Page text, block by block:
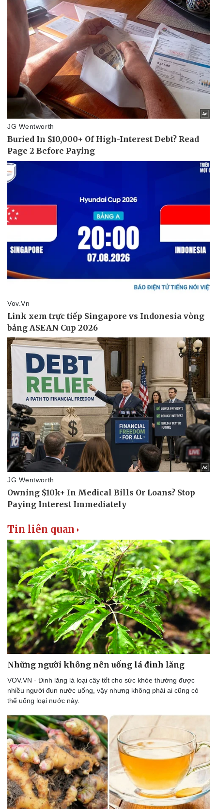
Ăn sạch sống khỏe
Văn hóa
Sân khấu - Điện ảnh
Văn học
Âm nhạc
Di sản
Nghệ sĩ
Thời trang
Sao Việt
Du lịch
Tư vấn
Săn Tour
check-in
Podcast
Đọc truyện đêm khuya
Cửa sổ tình yêu
Kể chuyện cho bé
Hạt giống tâm hồn
Tin liên quan
Những người không nên uống lá đinh lăng
VOV.VN - Đinh lăng là loại cây tốt cho sức khỏe thường được
nhiều người đun nước uống, vậy nhưng không phải ai cũng có
thể uống loại nước này.